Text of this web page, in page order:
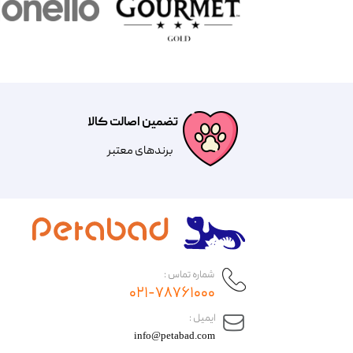
تضمین اصالت کالا
​​برندهای معتبر​​​​​​​
​ایمیل :
info@petabad.com
شماره تماس :
۰۲۱-۷۸۷۶۱۰۰۰